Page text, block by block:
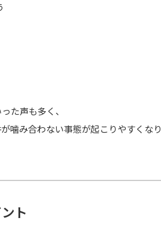
た声も多く、
噛み合わない事態が起こりやすくなり
ト